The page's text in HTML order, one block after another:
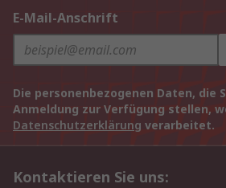
E-Mail-Anschrift
Die personenbezogenen Daten, die
Anmeldung zur Verfügung stellen,
Datenschutzerklärung verarbeitet.
Kontaktieren Sie uns: